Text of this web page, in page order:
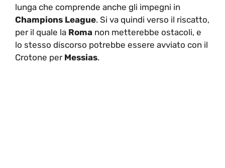
lunga che comprende anche gli impegni in
Champions League. Si va quindi verso il riscatto,
per il quale la Roma non metterebbe ostacoli, e
lo stesso discorso potrebbe essere avviato con il
Crotone per Messias.